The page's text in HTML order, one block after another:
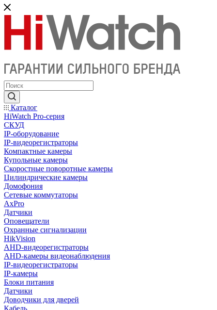
Каталог
HiWatch Pro-серия
CКУД
IP-оборудование
IP-видеорегистраторы
Компактные камеры
Купольные камеры
Скоростные поворотные камеры
Цилиндрические камеры
Домофония
Сетевые коммутаторы
AxPro
Датчики
Оповещатели
Охранные сигнализации
HikVision
AHD-видеорегистраторы
AHD-камеры видеонаблюдения
IP-видеорегистраторы
IP-камеры
Блоки питания
Датчики
Доводчики для дверей
Кабель